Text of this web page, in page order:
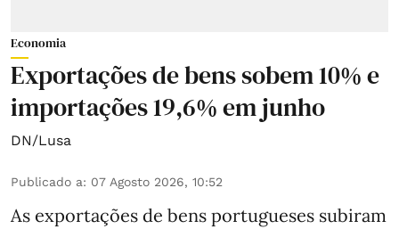
Economia
Exportações de bens sobem 10% e
importações 19,6% em junho
DN/Lusa
Publicado a: 07 Agosto 2026, 10:52
As exportações de bens portugueses subiram